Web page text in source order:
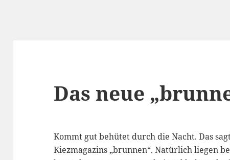
Das neue
Kommt gut behütet durch die Nacht. Das
Kiezmagazins „brunnen“. Natürlich liegen